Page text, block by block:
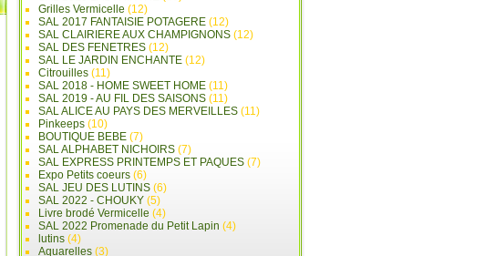
Grilles Vermicelle (12)
SAL 2017 FANTAISIE POTAGERE (12)
SAL CLAIRIERE AUX CHAMPIGNONS (12)
SAL DES FENETRES (12)
SAL LE JARDIN ENCHANTE (12)
Citrouilles (11)
SAL 2018 - HOME SWEET HOME (11)
SAL 2019 - AU FIL DES SAISONS (11)
SAL ALICE AU PAYS DES MERVEILLES (11)
Pinkeeps (10)
BOUTIQUE BEBE (7)
SAL ALPHABET NICHOIRS (7)
SAL EXPRESS PRINTEMPS ET PAQUES (7)
Expo Petits coeurs (6)
SAL JEU DES LUTINS (6)
SAL 2022 - CHOUKY (5)
Livre brodé Vermicelle (4)
SAL 2022 Promenade du Petit Lapin (4)
lutins (4)
Aquarelles (3)